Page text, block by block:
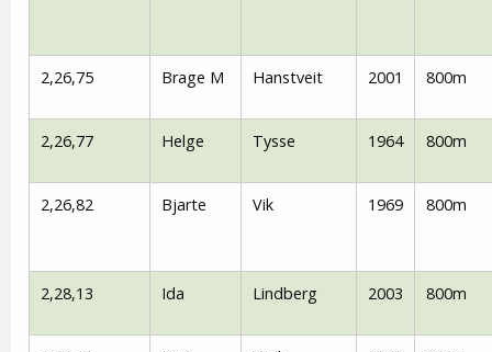
2,26,75 Brage M Hanstveit 2001 800m
2,26,77 Helge Tysse 1964 800m
2,26,82 Bjarte Vik 1969 800m
2,28,13 Ida Lindberg 2003 800m